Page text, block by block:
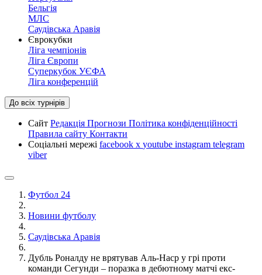
Бельгія
МЛС
Саудівська Аравія
Єврокубки
Ліга чемпіонів
Ліга Європи
Суперкубок УЄФА
Ліга конференцій
До всіх турнірів
Сайт Редакція Прогнози Політика конфіденційності
Правила сайту Контакти
Соціальні мережі facebook x youtube instagram telegram
viber
Футбол 24
Новини футболу
Саудівська Аравія
Дубль Роналду не врятував Аль-Наср у грі проти
команди Сегунди – поразка в дебютному матчі екс-